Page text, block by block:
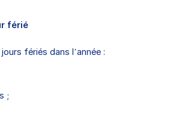
férié
jours fériés dans l’année :
;